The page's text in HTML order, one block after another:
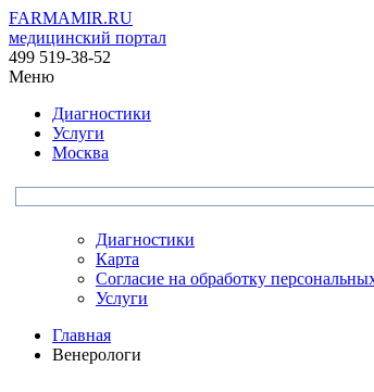
FARMAMIR.RU
медицинский портал
499 519-38-52
Меню
Диагностики
Услуги
Москва
Диагностики
Карта
Согласие на обработку
Услуги
Главная
Венерологи